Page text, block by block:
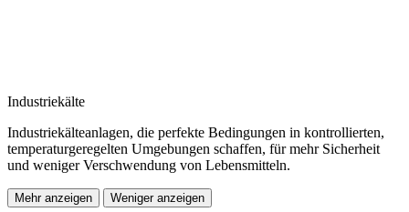
Industriekälte
Industriekälteanlagen, die perfekte Bedingungen in kontrollierten,
temperaturgeregelten Umgebungen schaffen, für mehr Sicherheit
und weniger Verschwendung von Lebensmitteln.
Mehr anzeigen Weniger anzeigen